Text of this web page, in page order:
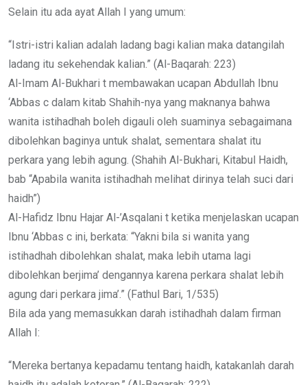
Selain itu ada ayat Allah I yang umum:
“Istri-istri kalian adalah ladang bagi kalian maka datangilah
ladang itu sekehendak kalian.” (Al-Baqarah: 223)
Al-Imam Al-Bukhari t membawakan ucapan Abdullah Ibnu
‘Abbas c dalam kitab Shahih-nya yang maknanya bahwa
wanita istihadhah boleh digauli oleh suaminya sebagaimana
dibolehkan baginya untuk shalat, sementara shalat itu
perkara yang lebih agung. (Shahih Al-Bukhari, Kitabul Haidh,
bab “Apabila wanita istihadhah melihat dirinya telah suci dari
haidh”)
Al-Hafidz Ibnu Hajar Al-’Asqalani t ketika menjelaskan ucapan
Ibnu ‘Abbas c ini, berkata: “Yakni bila si wanita yang
istihadhah dibolehkan shalat, maka lebih utama lagi
dibolehkan berjima’ dengannya karena perkara shalat lebih
agung dari perkara jima’.” (Fathul Bari, 1/535)
Bila ada yang memasukkan darah istihadhah dalam firman
Allah I:
“Mereka bertanya kepadamu tentang haidh, katakanlah darah